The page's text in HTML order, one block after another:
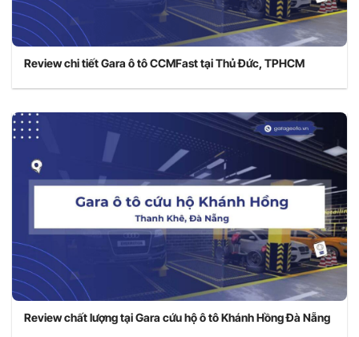
Review chi tiết Gara ô tô CCMFast tại Thủ Đức, TPHCM
Review chất lượng tại Gara cứu hộ ô tô Khánh Hồng Đà Nẵng